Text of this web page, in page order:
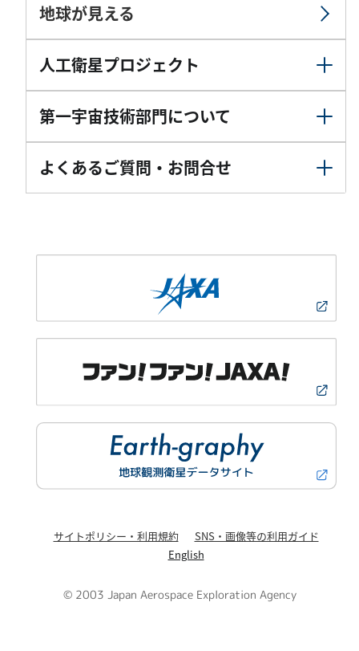
地球が見える
人工衛星プロジェクト
第一宇宙技術部門について
よくあるご質問・お問合せ
サイトポリシー・利用規約
SNS・画像等の利用ガイド
English
© 2003 Japan Aerospace Exploration Agency